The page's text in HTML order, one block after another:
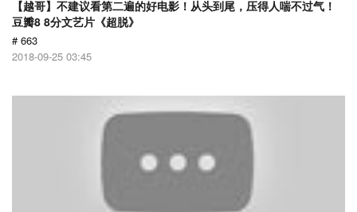
【越哥】不建议看第二遍的好电影！从头到尾，压得人喘不过气！
豆瓣8 8分文艺片《超脱》
# 663
2018-09-25 03:45